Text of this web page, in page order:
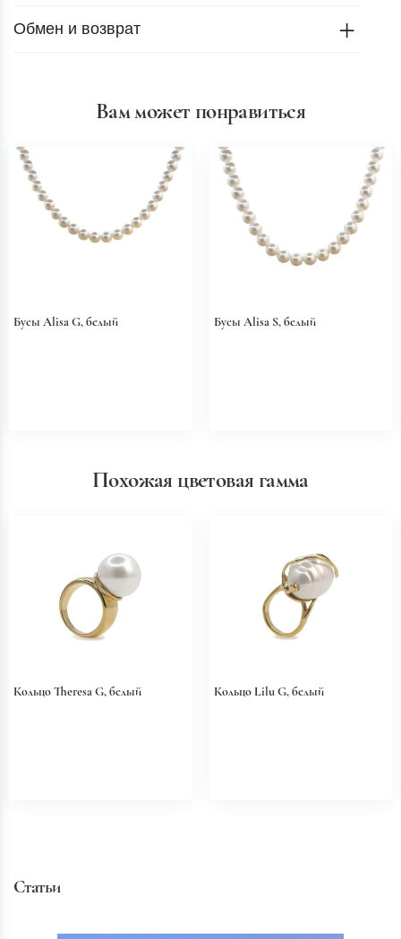
Обмен и возврат
Вам может понравиться
Бусы Alisa G, белый Бусы Alisa S, белый
Похожая цветовая гамма
Кольцо Theresa G, белый Кольцо Lilu G, белый
Статьи